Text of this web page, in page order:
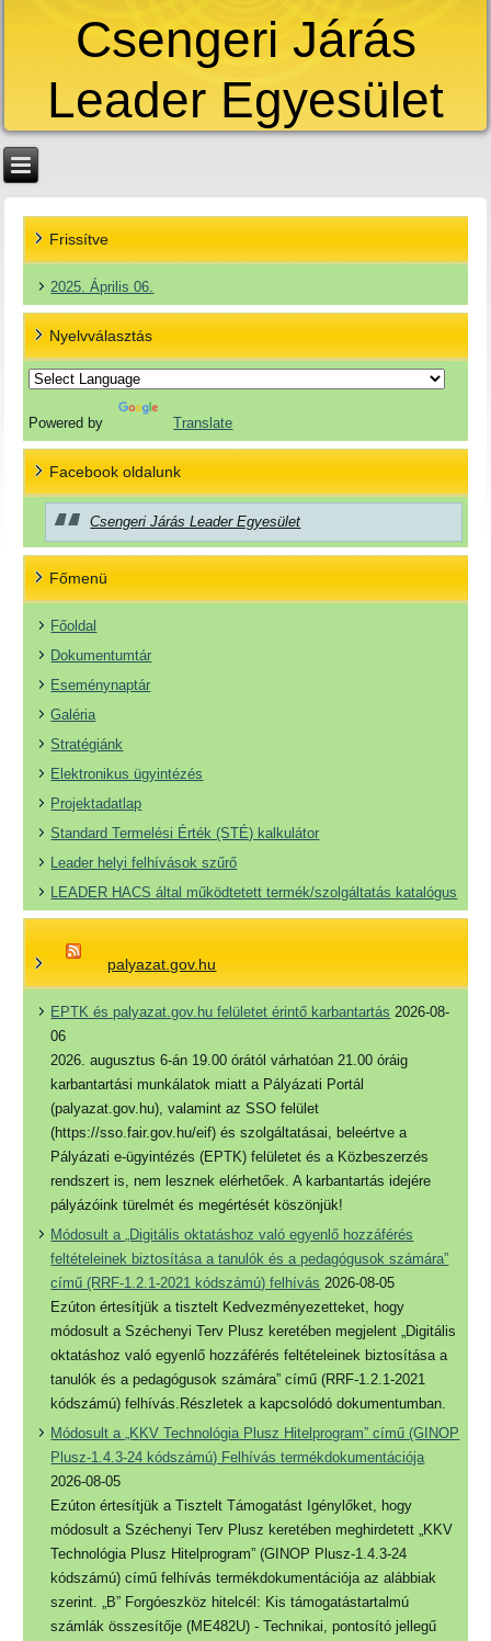
Csengeri Járás
Leader Egyesület
Frissítve
2025. Április 06.
Nyelvválasztás
Powered by Translate
Facebook oldalunk
Csengeri Járás Leader Egyesület
Főmenü
Főoldal
Dokumentumtár
Eseménynaptár
Galéria
Stratégiánk
Elektronikus ügyintézés
Projektadatlap
Standard Termelési Érték (STÉ) kalkulátor
Leader helyi felhívások szűrő
LEADER HACS által működtetett termék/szolgáltatás katalógus
palyazat.gov.hu
EPTK és palyazat.gov.hu felületet érintő karbantartás 2026-08-
06
2026. augusztus 6-án 19.00 órától várhatóan 21.00 óráig
karbantartási munkálatok miatt a Pályázati Portál
(palyazat.gov.hu), valamint az SSO felület
(https://sso.fair.gov.hu/eif) és szolgáltatásai, beleértve a
Pályázati e-ügyintézés (EPTK) felületet és a Közbeszerzés
rendszert is, nem lesznek elérhetőek. A karbantartás idejére
pályázóink türelmét és megértését köszönjük!
Módosult a „Digitális oktatáshoz való egyenlő hozzáférés
feltételeinek biztosítása a tanulók és a pedagógusok számára”
című (RRF-1.2.1-2021 kódszámú) felhívás 2026-08-05
Ezúton értesítjük a tisztelt Kedvezményezetteket, hogy
módosult a Széchenyi Terv Plusz keretében megjelent „Digitális
oktatáshoz való egyenlő hozzáférés feltételeinek biztosítása a
tanulók és a pedagógusok számára” című (RRF-1.2.1-2021
kódszámú) felhívás.Részletek a kapcsolódó dokumentumban.
Módosult a „KKV Technológia Plusz Hitelprogram” című (GINOP
Plusz-1.4.3-24 kódszámú) Felhívás termékdokumentációja
2026-08-05
Ezúton értesítjük a Tisztelt Támogatást Igénylőket, hogy
módosult a Széchenyi Terv Plusz keretében meghirdetett „KKV
Technológia Plusz Hitelprogram” (GINOP Plusz-1.4.3-24
kódszámú) című felhívás termékdokumentációja az alábbiak
szerint. „B” Forgóeszköz hitelcél: Kis támogatástartalmú
számlák összesítője (ME482U) - Technikai, pontosító jellegű